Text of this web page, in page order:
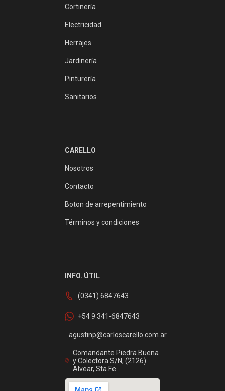
Cortinería
Electricidad
Herrajes
Jardinería
Pinturería
Sanitarios
CARELLO
Nosotros
Contacto
Boton de arrepentimiento
Términos y condiciones
INFO. ÚTIL
(0341) 6847643
+54 9 341-6847643
agustinp@carloscarello.com.ar
Comandante Piedra Buena
y Colectora S/N, (2126)
Alvear, Sta.Fe